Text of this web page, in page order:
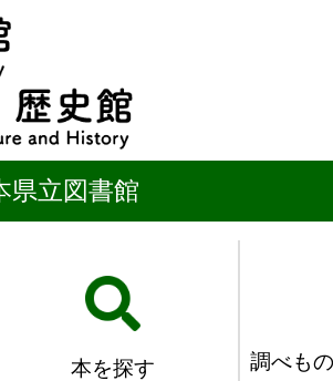
県立図書館
本を探す 調べも